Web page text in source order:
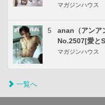
マガジンハウス
5
anan（アンア
No.2507[愛と
マガジンハウス
一覧へ